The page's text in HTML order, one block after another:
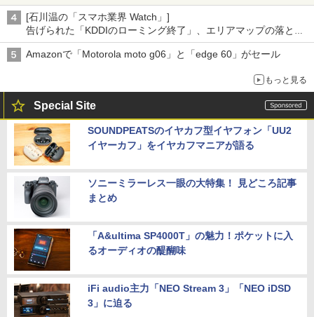
[石川温の「スマホ業界 Watch」]
告げられた「KDDIのローミング終了」、エリアマップの落とし
穴と楽天モバイルの課題
Amazonで「Motorola moto g06」と「edge 60」がセール
もっと見る
Special Site
SOUNDPEATSのイヤカフ型イヤフォン「UU2
イヤーカフ」をイヤカフマニアが語る
ソニーミラーレス一眼の大特集！ 見どころ記事
まとめ
「A&ultima SP4000T」の魅力！ポケットに入
るオーディオの醍醐味
iFi audio主力「NEO Stream 3」「NEO iDSD
3」に迫る